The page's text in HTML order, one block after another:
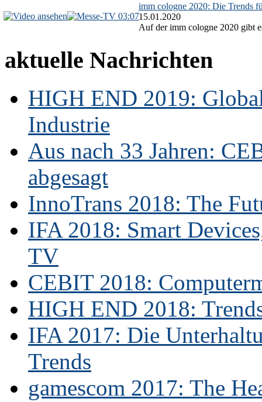
03:07
imm cologne 2020: Die Trends
15.01.2020
Auf der imm cologne 2020 gibt
aktuelle Nachrichten
HIGH END 2019:
Industrie
Aus nach 33 Jahren:
abgesagt
InnoTrans 2018: The
IFA 2018: Smart
TV
CEBIT 2018:
HIGH END 2018:
IFA 2017: Die
Trends
gamescom 2017: The